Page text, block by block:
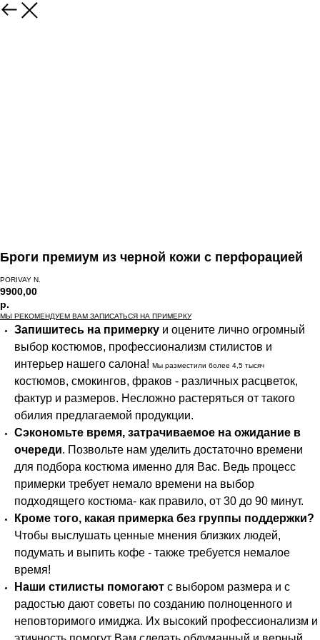
Броги премиум из черной кожи с перфорацией
PORIVAY N.
9900,00
р.
МЫ РЕКОМЕНДУЕМ ВАМ ЗАПИСАТЬСЯ НА ПРИМЕРКУ
Запишитесь на примерку и оцените лично огромный
выбор костюмов, профессионализм стилистов и
интерьер нашего салона! Мы разместили более 4,5 тысяч
костюмов, смокингов, фраков - различных расцветок,
фактур и размеров. Несложно растеряться от такого
обилия предлагаемой продукции.
Сэкономьте время, затрачиваемое на ожидание в
очереди. Позвольте нам уделить достаточно времени
для подбора костюма именно для Вас. Ведь процесс
примерки требует немало времени на выбор
подходящего костюма- как правило, от 30 до 90 минут.
Кроме того, какая примерка без группы поддержки?
Чтобы выслушать ценные мнения близких людей,
подумать и выпить кофе - также требуется немалое
время!
Наши стилисты помогают с выбором размера и с
радостью дают советы по созданию полноценного и
неповторимого имиджа. Их высокий профессионализм и